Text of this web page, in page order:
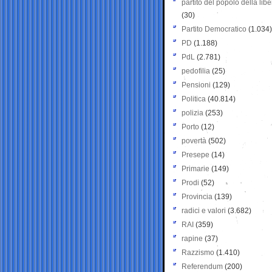
partito del popolo della
(30)
Partito Democratico (1.034)
PD (1.188)
PdL (2.781)
pedofilia (25)
Pensioni (129)
Politica (40.814)
polizia (253)
Porto (12)
povertà (502)
Presepe (14)
Primarie (149)
Prodi (52)
Provincia (139)
radici e valori (3.682)
RAI (359)
rapine (37)
Razzismo (1.410)
Referendum (200)